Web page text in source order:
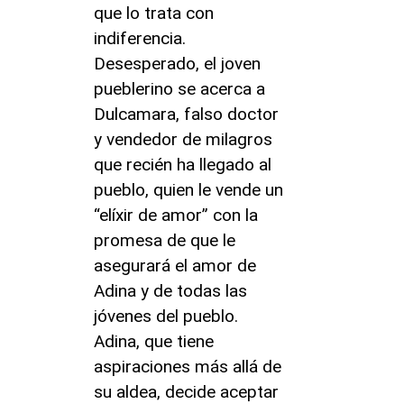
que lo trata con
indiferencia.
Desesperado, el joven
pueblerino se acerca a
Dulcamara, falso doctor
y vendedor de milagros
que recién ha llegado al
pueblo, quien le vende un
“elíxir de amor” con la
promesa de que le
asegurará el amor de
Adina y de todas las
jóvenes del pueblo.
Adina, que tiene
aspiraciones más allá de
su aldea, decide aceptar